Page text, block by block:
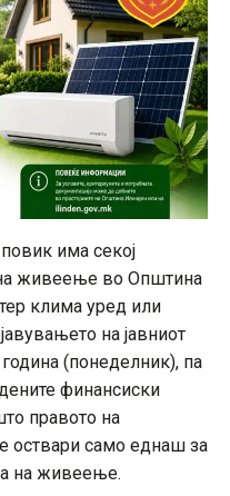
има секој
на живеење во Општина
клима уред или
на јавниот
(понеделник), па
финансиски
правото на
оствари само еднаш за
на живеење.